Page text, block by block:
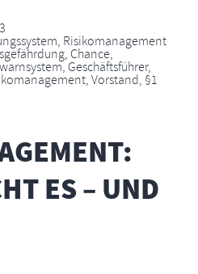
, Risikomanagement
, Chance,
, Geschäftsführer,
,Vorstand,§1
ES – UND